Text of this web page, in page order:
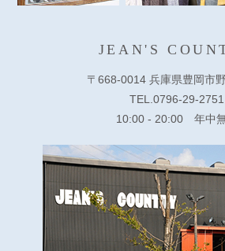
JEAN'S
〒668-0014 兵庫県豊岡市
TEL.0796-29-2751
10:00 - 20:00 年中